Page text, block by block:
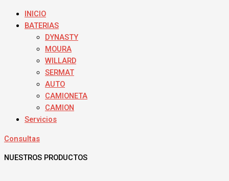
INICIO
BATERIAS
DYNASTY
MOURA
WILLARD
SERMAT
AUTO
CAMIONETA
CAMION
Servicios
Consultas
NUESTROS PRODUCTOS